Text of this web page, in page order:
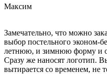
Максим
Замечательно, что можно
выбор постельного эконом-
летнюю, и зимнюю форму и
Сразу же наносят логотип.
вытирается со временем, не